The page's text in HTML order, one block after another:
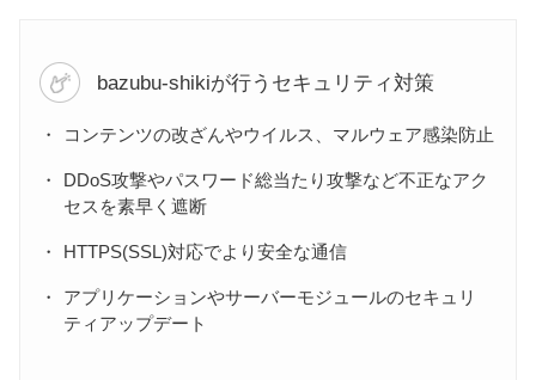
bazubu-shikiが行うセキュリティ対策
コンテンツの改ざんやウイルス、マルウェア感染防止
DDoS攻撃やパスワード総当たり攻撃など不正なアク
セスを素早く遮断
HTTPS(SSL)対応でより安全な通信
アプリケーションやサーバーモジュールのセキュリ
ティアップデート